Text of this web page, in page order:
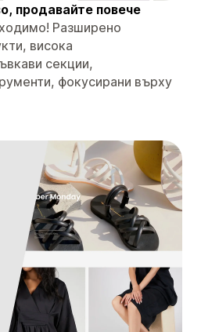
продавайте повече
Разширено
висока
секции,
фокусирани върху